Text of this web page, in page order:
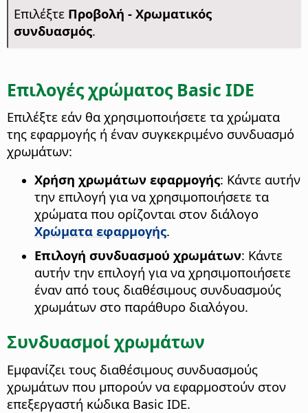
Επιλέξτε Προβολή - Χρωματικός
συνδυασμός.
Επιλογές χρώματος Basic IDE
Επιλέξτε εάν θα χρησιμοποιήσετε τα χρώματα
της εφαρμογής ή έναν συγκεκριμένο συνδυασμό
χρωμάτων:
Χρήση χρωμάτων εφαρμογής: Κάντε αυτήν
την επιλογή για να χρησιμοποιήσετε τα
χρώματα που ορίζονται στον διάλογο
Χρώματα εφαρμογής.
Επιλογή συνδυασμού χρωμάτων: Κάντε
αυτήν την επιλογή για να χρησιμοποιήσετε
έναν από τους διαθέσιμους συνδυασμούς
χρωμάτων στο παράθυρο διαλόγου.
Συνδυασμοί χρωμάτων
Εμφανίζει τους διαθέσιμους συνδυασμούς
χρωμάτων που μπορούν να εφαρμοστούν στον
επεξεργαστή κώδικα Basic IDE.